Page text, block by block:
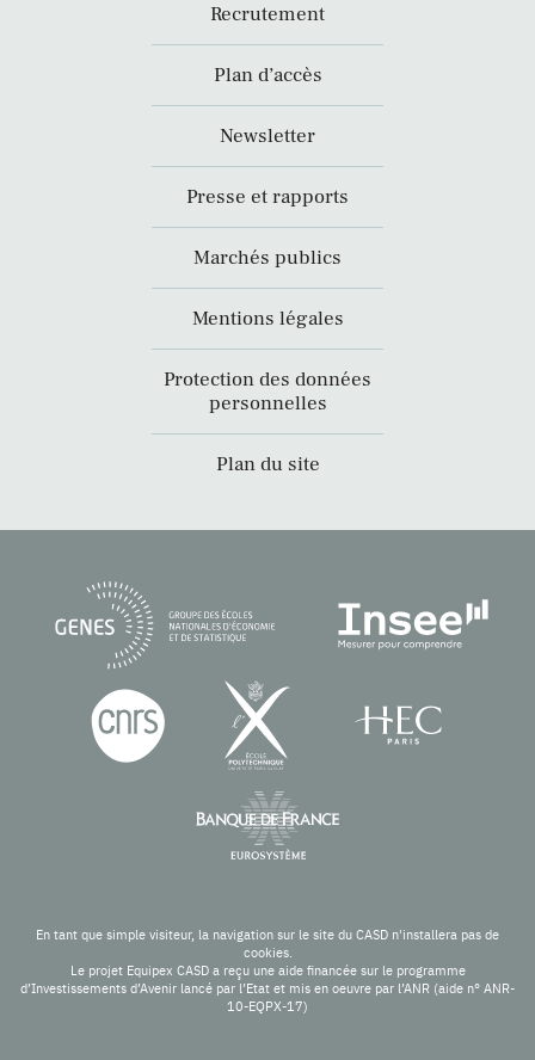
Recrutement
Plan d’accès
Newsletter
Presse et rapports
Marchés publics
Mentions légales
Protection des données
personnelles
Plan du site
En tant que simple visiteur, la navigation sur le site du CASD n'installera pas de
cookies.
Le projet Equipex CASD a reçu une aide financée sur le programme
d’Investissements d’Avenir lancé par l’Etat et mis en oeuvre par l’ANR (aide n° ANR-
10-EQPX-17)